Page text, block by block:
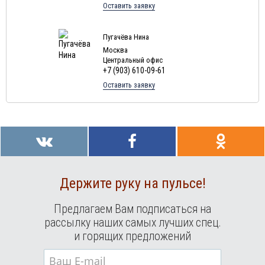
Туры в Мальдивы в августе
Туры в Маврикий в августе
Оставить заявку
Пугачёва Нина
Москва
Центральный офис
+7 (903) 610-09-61
Оставить заявку
Держите руку на пульсе!
Предлагаем Вам подписаться на
рассылку наших самых лучших спец.
и горящих предложений